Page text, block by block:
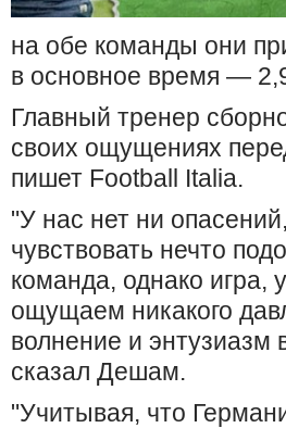
на обе команды они
в основное время —
Главный тренер
своих ощущениях
пишет Football Italia.
"У нас нет ни
чувствовать нечто
команда, однако игра,
ощущаем никакого
волнение и энтузиазм
сказал Дешам.
"Учитывая, что